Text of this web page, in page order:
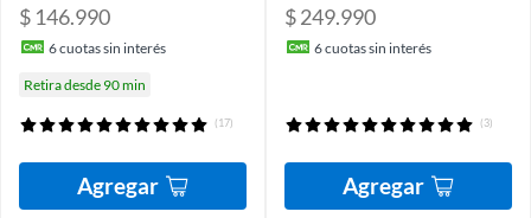
$ 146.990
6cuotas sin interés
Retira desde 90 min
(17)
Agregar
$ 249.990
6cuotas sin interés
(3)
Agregar